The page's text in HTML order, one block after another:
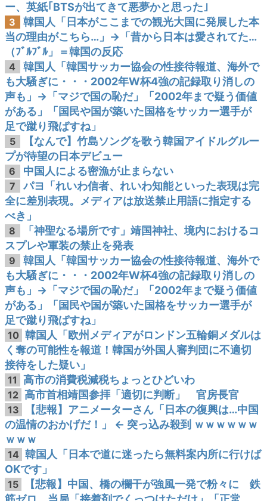
ー、英紙｢BTSが出てきて悪夢かと思った｣
3
韓国人「日本がここまでの観光大国に発展した本
当の理由がこちら…」→「昔から日本は愛されてた…
（ﾌﾞﾙﾌﾞﾙ」＝韓国の反応
4
韓国人「韓国サッカー協会の性接待報道、海外で
も大騒ぎに・・・2002年W杯4強の記録取り消しの
声も」→「マジで国の恥だ」「2002年まで疑う価値
がある」「国民や国が築いた国格をサッカー選手が
足で蹴り飛ばすね」
5
【なんで】竹島ソングを歌う韓国アイドルグルー
プが待望の日本デビュー
6 中国人による密漁が止まらない
7
パヨ「れいわ信者、れいわ知能といった表現は完
全に差別表現。メディアは放送禁止用語に指定する
べき」
8
「神聖なる場所です」靖国神社、境内におけるコ
スプレや軍装の禁止を発表
9
韓国人「韓国サッカー協会の性接待報道、海外で
も大騒ぎに・・・2002年W杯4強の記録取り消しの
声も」→「マジで国の恥だ」「2002年まで疑う価値
がある」「国民や国が築いた国格をサッカー選手が
足で蹴り飛ばすね」
10 韓国人「欧州メディアがロンドン五輪銅メダルは
く奪の可能性を報道！韓国が外国人審判団に不適切
接待をした疑い」
11 高市の消費税減税ちょっとひどいわ
12 高市首相靖国参拝「適切に判断」 官房長官
13
【悲報】アニメーターさん「日本の復興は…中国
の温情のおかげだ！」 ← 突っ込み殺到 ｗｗｗｗｗｗ
ｗｗｗ
14 韓国人「日本で道に迷ったら無料案内所に行けば
OKです」
15
【悲報】中国、橋の欄干が強風一発で粉々に 鉄